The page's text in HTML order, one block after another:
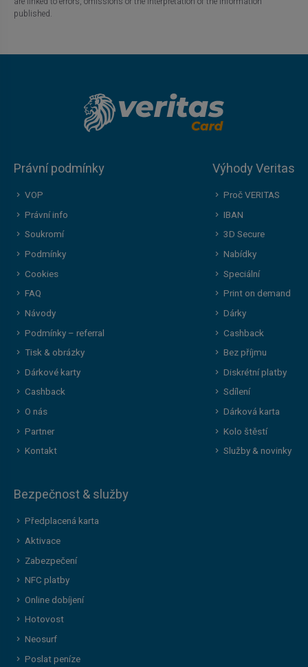
published.
Právní podmínky
VOP
Právní info
Soukromí
Podmínky
Cookies
FAQ
Návody
Podmínky – referral
Tisk & obrázky
Dárkové karty
Cashback
O nás
Partner
Kontakt
Výhody Veritas
Proč VERITAS
IBAN
3D Secure
Nabídky
Speciální
Print on demand
Dárky
Cashback
Bez příjmu
Diskrétní platby
Sdílení
Dárková karta
Kolo štěstí
Služby & novinky
Bezpečnost & služby
Předplacená karta
Aktivace
Zabezpečení
NFC platby
Online dobíjení
Hotovost
Neosurf
Poslat peníze